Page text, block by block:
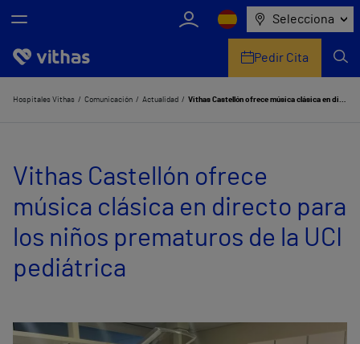
Selecciona
Nosotros
Servicios de salud
Equipo médico y asistencial
Pedir Cita
Hospitales Vithas Comunicación Actualidad Vithas Castellón ofrece música clásica en directo para los niños prematuros de la UCI pediátrica
Vithas Castellón ofrece
música clásica en directo para
los niños prematuros de la UCI
pediátrica